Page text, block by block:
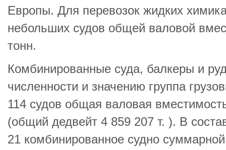
Европы. Для перевозок жидких
небольших судов общей валовой
тонн.
Комбинированные суда, балкеры и
численности и значению группа
114 судов общая валовая
(общий дедвейт 4 859 207 т. ). В
21 комбинированное судно